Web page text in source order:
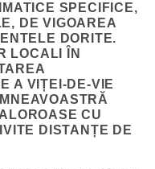
SPECIFICE,
DE VIGOAREA
DORITE.
LOCALI ÎN
A VIȚEI-DE-VIE
CU
DISTANȚE DE